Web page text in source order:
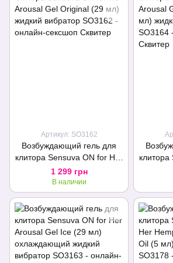
Артикул: SO3162
Возбуждающий гель для
клитора Sensuva ON for Her
Arousal Gel Original (29 мл)
жидкий вибратор
1 299 грн
В наличии
клитора
Arousal
мл)